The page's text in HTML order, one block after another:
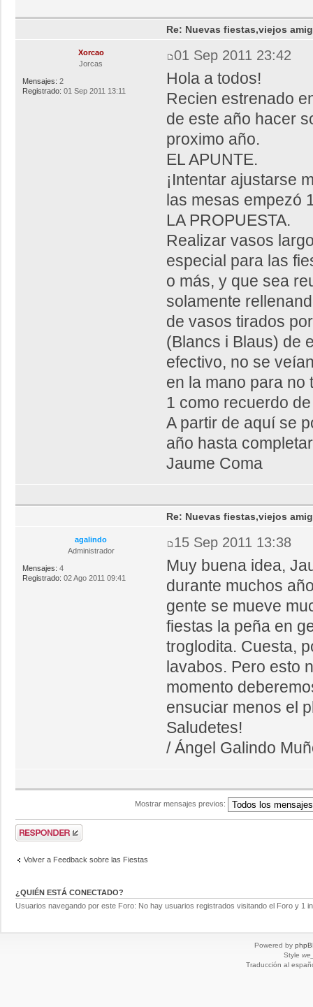
Xorcao
Jorcas
Mensajes: 2
Registrado: 01 Sep 2011 13:11
Re: Nuevas fiestas,viejos
01 Sep 2011 23:42
Hola a todos!
Recien estrenado
de este año hacer
proximo año.
EL APUNTE.
¡Intentar ajustarse
las mesas empezó
LA PROPUESTA.
Realizar vasos
especial para las
o más, y que sea
solamente
de vasos tirados
(Blancs i Blaus) de
efectivo, no se
en la mano para no
1 como recuerdo
A partir de aquí se
año hasta
Jaume Coma
agalindo
Administrador
Mensajes: 4
Registrado: 02 Ago 2011 09:41
Re: Nuevas fiestas,viejos
15 Sep 2011 13:38
Muy buena idea,
durante muchos
gente se mueve
fiestas la peña en
troglodita. Cuesta,
lavabos. Pero esto
momento
ensuciar menos el
Saludetes!
/ Ángel Galindo
Mostrar mensajes previos:
Volver a Feedback sobre las Fiestas
¿QUIÉN ESTÁ CONECTADO?
Usuarios navegando por este Foro: No hay usuarios registrados visitando el Foro y 1
Powered by
Style
Traducción al